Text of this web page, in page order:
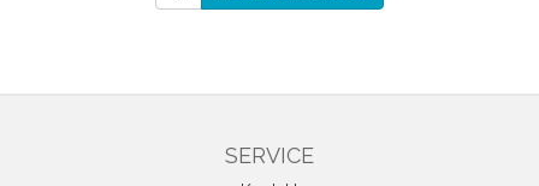
SERVICE